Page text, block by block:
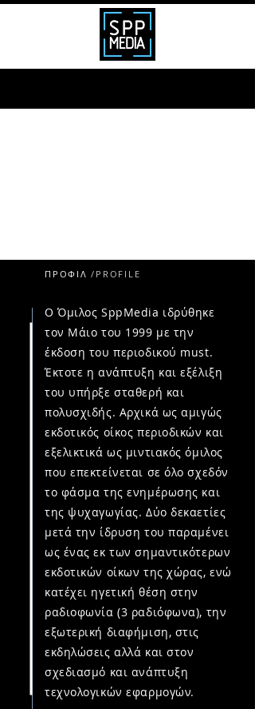
ΠΡΟΦΙΛ/PROFILE
Ο Όμιλος SppMedia ιδρύθηκε
τον Μάιο του 1999 με την
έκδοση του περιοδικού must.
Έκτοτε η ανάπτυξη και εξέλιξη
του υπήρξε σταθερή και
πολυσχιδής. Αρχικά ως αμιγώς
εκδοτικός οίκος περιοδικών και
εξελικτικά ως μιντιακός όμιλος
που επεκτείνεται σε όλο σχεδόν
το φάσμα της ενημέρωσης και
της ψυχαγωγίας. Δύο δεκαετίες
μετά την ίδρυση του παραμένει
ως ένας εκ των σημαντικότερων
εκδοτικών οίκων της χώρας, ενώ
κατέχει ηγετική θέση στην
ραδιοφωνία (3 ραδιόφωνα), την
εξωτερική διαφήμιση, στις
εκδηλώσεις αλλά και στον
σχεδιασμό και ανάπτυξη
τεχνολογικών εφαρμογών.